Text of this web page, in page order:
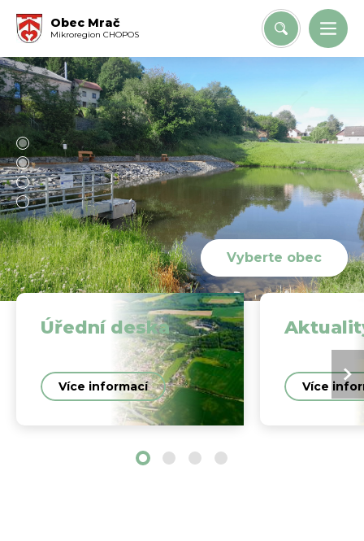
Obec Mrač
Mikroregion CHOPOS
Vyberte obec
Úřední deska
Více informací Více